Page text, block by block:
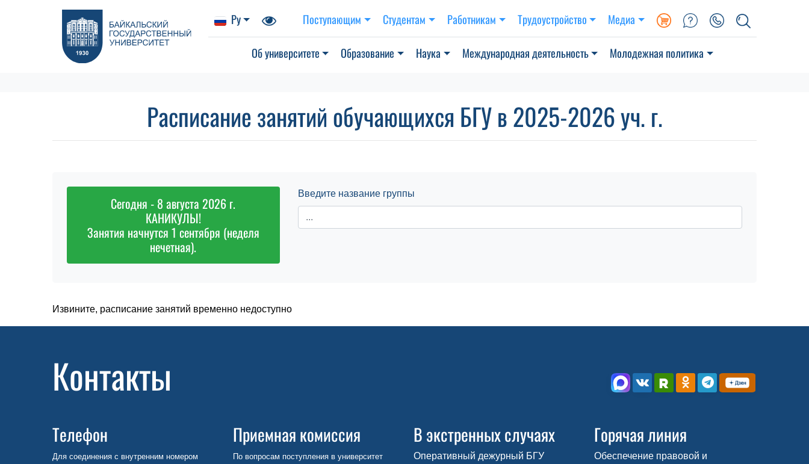
Ру Поступающим Студентам Работникам Трудоустройство Медиа
Об университете Образование Наука Международная деятельность Молодежная политика
Расписание занятий обучающихся БГУ в 2025-2026 уч. г.
Сегодня - 8 августа 2026 г.
КАНИКУЛЫ!
Занятия начнутся 1 сентября (неделя
нечетная).
Введите название группы
Извините, расписание занятий временно недоступно
Контакты
Телефон
Для соединения с внутренним номером
Приемная комиссия
По вопросам поступления в университет
В экстренных случаях
Оперативный дежурный БГУ
Горячая линия
Обеспечение правовой и